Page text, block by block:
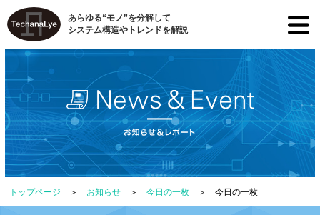
あらゆる“モノ”を分解して
システム構造やトレンドを解説
トップページ お知らせ 今日の一枚 今日の一枚